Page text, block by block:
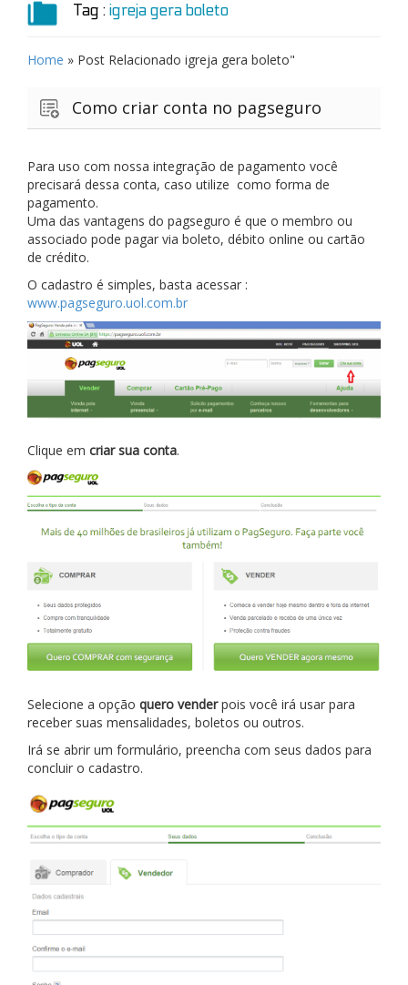
Tag :igreja gera boleto
Home » Post Relacionado igreja gera boleto"
Como criar conta no pagseguro
Para uso com nossa integração de pagamento você
precisará dessa conta, caso utilize como forma de
pagamento.
Uma das vantagens do pagseguro é que o membro ou
associado pode pagar via boleto, débito online ou cartão
de crédito.
O cadastro é simples, basta acessar :
www.pagseguro.uol.com.br
Clique em criar sua conta.
Selecione a opção quero venderpois você irá usar para
receber suas mensalidades, boletos ou outros.
Irá se abrir um formulário, preencha com seus dados para
concluir o cadastro.